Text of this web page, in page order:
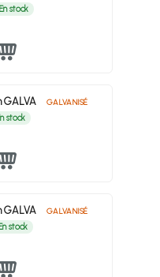
En stock
GALVA GALVANISÉ
stock
GALVA GALVANISÉ
En stock